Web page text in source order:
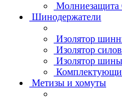
Молниезащита
Шинодержатели
Изолятор
Изолятор
Изолятор шины
Метизы и хомуты